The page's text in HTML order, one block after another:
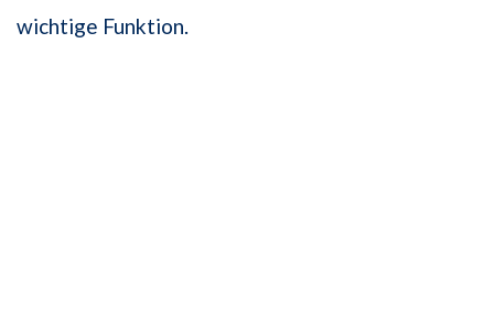
wichtige Funktion.